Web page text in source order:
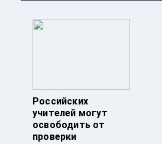
Российских
учителей могут
освободить от
проверки